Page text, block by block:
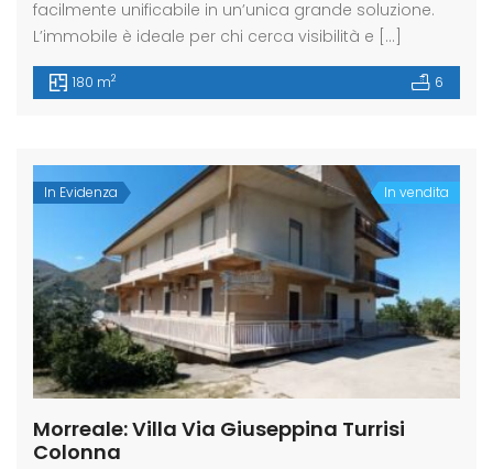
facilmente unificabile in un’unica grande soluzione.
L’immobile è ideale per chi cerca visibilità e […]
180 m2 6
In Evidenza In vendita
Morreale: Villa Via Giuseppina Turrisi
Colonna